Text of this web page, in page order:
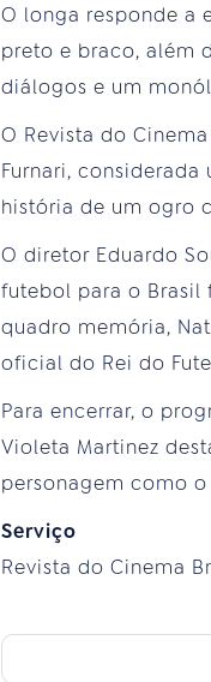
O longa responde a
preto e braco, além
diálogos e um
O Revista do
Furnari,
história de um ogro
O diretor Eduardo
futebol para o Brasil
quadro memória,
oficial do Rei do
Para encerrar, o
Violeta Martinez
personagem como
Serviço
Revista do Cinema